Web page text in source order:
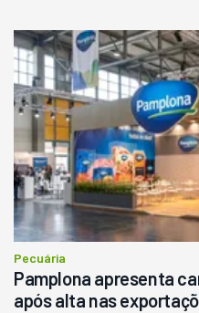
Pecuária
Pamplona apresenta
após alta nas